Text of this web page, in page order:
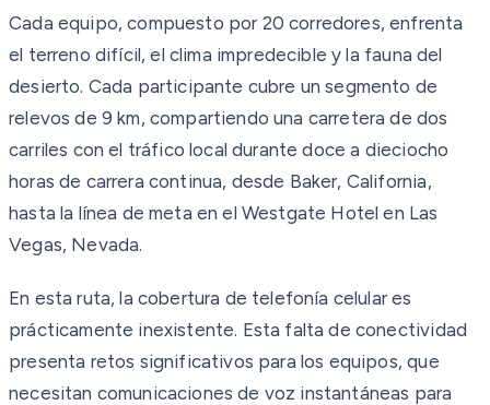
Cada equipo, compuesto por 20 corredores, enfrenta
el terreno difícil, el clima impredecible y la fauna del
desierto. Cada participante cubre un segmento de
relevos de 9 km, compartiendo una carretera de dos
carriles con el tráfico local durante doce a dieciocho
horas de carrera continua, desde Baker, California,
hasta la línea de meta en el Westgate Hotel en Las
Vegas, Nevada.
En esta ruta, la cobertura de telefonía celular es
prácticamente inexistente. Esta falta de conectividad
presenta retos significativos para los equipos, que
necesitan comunicaciones de voz instantáneas para